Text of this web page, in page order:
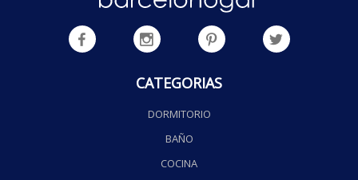
CATEGORIAS
DORMITORIO
BAÑO
COCINA